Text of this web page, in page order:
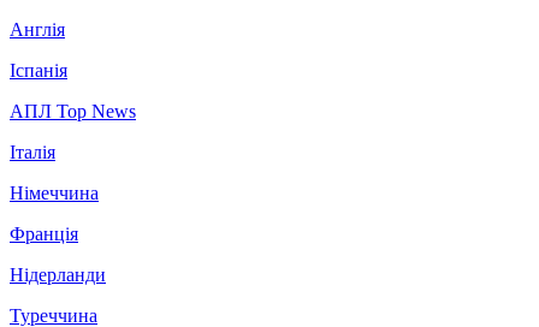
Англія
Іспанія
АПЛ Top News
Італія
Німеччина
Франція
Нідерланди
Туреччина